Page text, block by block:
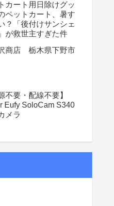
カート用日除けグッ
ペットカート、暑す
？「後付けサンシェ
が救世主すぎた件
商店 栃木県下野市
不要・配線不要】
Eufy SoloCam S340
メラ